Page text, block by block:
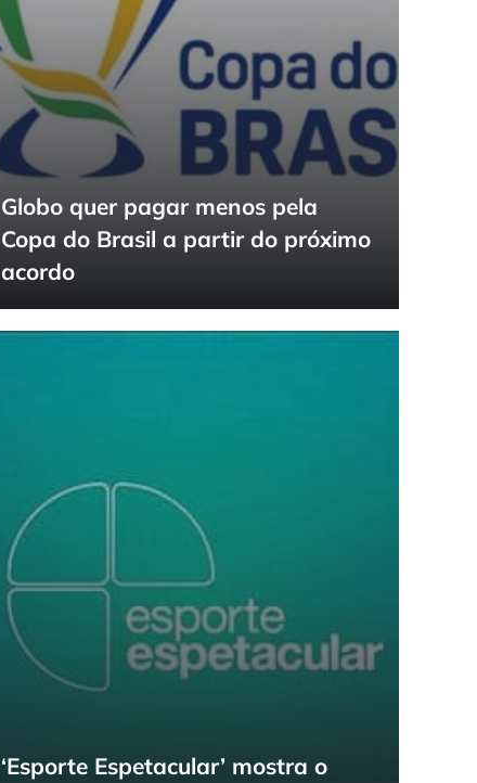
Globo quer pagar menos pela
Copa do Brasil a partir do próximo
acordo
‘Esporte Espetacular’ mostra o